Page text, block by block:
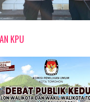
KPU